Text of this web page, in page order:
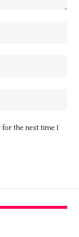
for the next time I